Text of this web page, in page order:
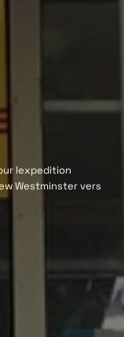
lexpedition
Westminster vers